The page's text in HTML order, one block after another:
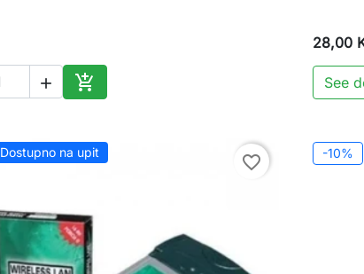
 
Dodaj u korpu
28,00
See
Dostupno na upit favorite_border -10%